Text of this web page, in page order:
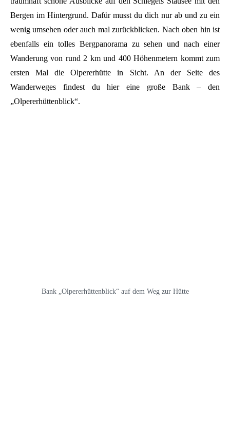
Bergen im Hintergrund. Dafür musst du dich nur ab und zu ein
wenig umsehen oder auch mal zurückblicken. Nach oben hin ist
ebenfalls ein tolles Bergpanorama zu sehen und nach einer
Wanderung von rund 2 km und 400 Höhenmetern kommt zum
ersten Mal die Olpererhütte in Sicht. An der Seite des
Wanderweges findest du hier eine große Bank – den
„Olpererhüttenblick“.
Bank „Olpererhüttenblick“ auf dem Weg zur Hütte